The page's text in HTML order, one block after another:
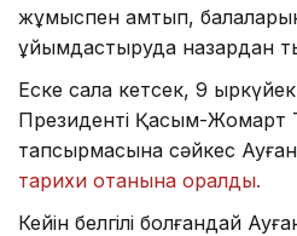
жұмыспен қамтып,
ұйымдастыруда назардан
Еске сала кетсек, 9 қыркүйек
Президенті Қасым-Жомарт
тапсырмасына сәйкес
тарихи отанына оралды.
Кейін белгілі болғандай